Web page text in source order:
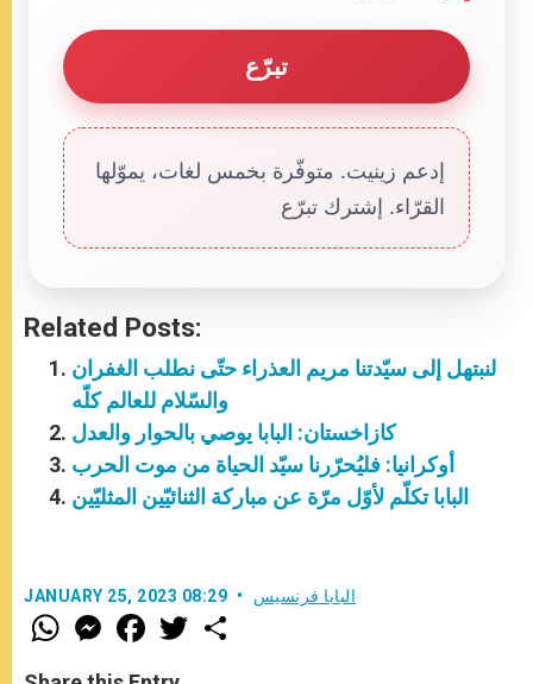
تبرّع
إدعم زينيت. متوفّرة بخمس لغات، يموّلها
القرّاء. إشترك تبرّع
Related Posts:
لنبتهل إلى سيّدتنا مريم العذراء حتّى نطلب الغفران
والسّلام للعالم كلّه
كازاخستان: البابا يوصي بالحوار والعدل
أوكرانيا: فليُحرّرنا سيّد الحياة من موت الحرب
البابا تكلّم لأوّل مرّة عن مباركة الثنائيّين المثليّين
JANUARY 25, 2023 08:29 البابا فرنسيس
W
h
t
M
e
s
F
a
e
w